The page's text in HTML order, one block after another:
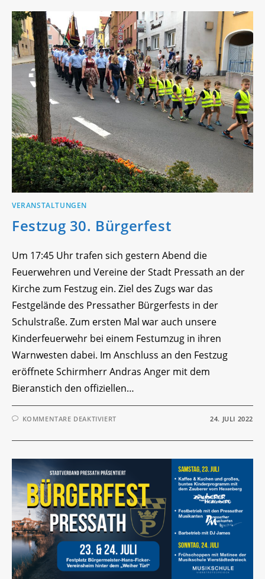
VERANSTALTUNGEN
Festzug 30. Bürgerfest
Um 17:45 Uhr trafen sich gestern Abend die
Feuerwehren und Vereine der Stadt Pressath an der
Kirche zum Festzug ein. Ziel des Zugs war das
Festgelände des Pressather Bürgerfests in der
Schulstraße. Zum ersten Mal war auch unsere
Kinderfeuerwehr bei einem Festumzug in ihren
Warnwesten dabei. Im Anschluss an den Festzug
eröffnete Schirmherr Andras Anger mit dem
Bieranstich den offiziellen…
KOMMENTARE DEAKTIVIERTFÜR
BÜRGERFEST
24. JULI 2022